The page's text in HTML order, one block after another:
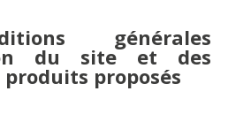
générales
du site et des
proposés